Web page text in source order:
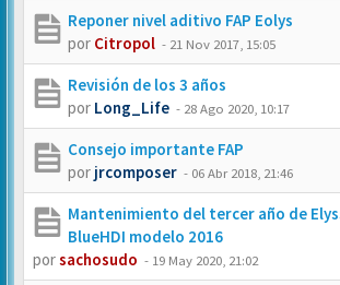
Reponer nivel aditivo FAP Eolys
por Citropol - 21 Nov 2017, 15:05
Revisión de los 3 años
por Long_Life - 28 Ago 2020, 10:17
Consejo importante FAP
por jrcomposer - 06 Abr 2018, 21:46
Mantenimiento del tercer año de
BlueHDI modelo 2016
porsachosudo - 19 May 2020, 21:02